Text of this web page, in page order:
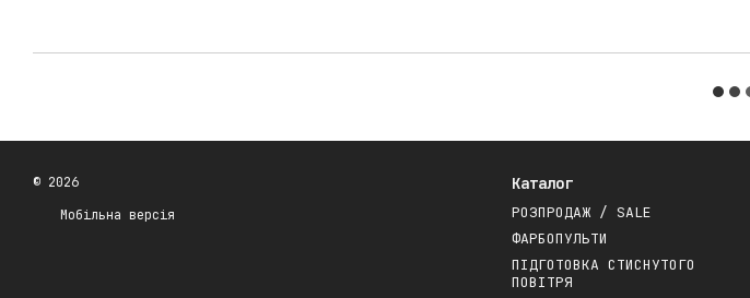
© 2026
Мобільна версія
Каталог
РОЗПРОДАЖ / SALE
ФАРБОПУЛЬТИ
ПІДГОТОВКА СТИСНУТОГО
ПОВІТРЯ